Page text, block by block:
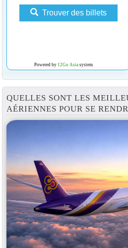
Trouver des billets
Powered by 12Go Asiasystem
QUELLES SONT LES
AÉRIENNES POUR SE